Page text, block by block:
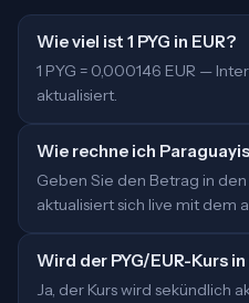
Wie viel ist 1 PYG in EUR?
1 PYG = 0,000146 EUR —
aktualisiert.
Wie rechne ich
Geben Sie den Betrag in
aktualisiert sich live mit dem
Wird der PYG/EUR-Kurs
Ja, der Kurs wird sekündlich